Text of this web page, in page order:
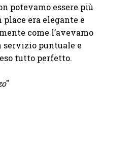
potevamo essere più
era elegante e
come l’avevamo
servizio puntuale e
tutto perfetto.
"